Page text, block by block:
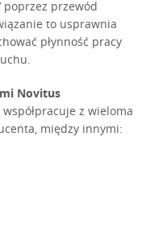
poprzez przewód
to usprawnia
płynność pracy
Novitus
z wieloma
między innymi: